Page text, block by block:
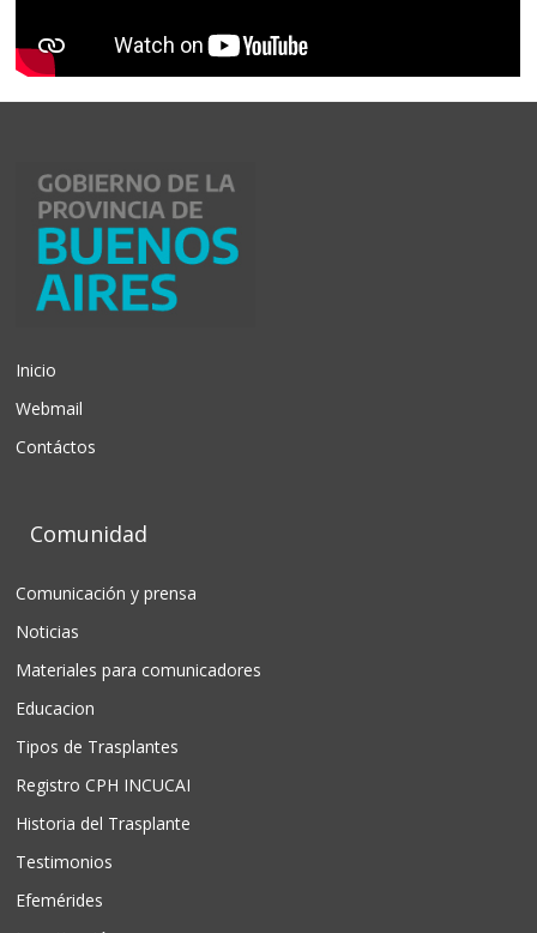
Inicio
Webmail
Contáctos
Comunidad
Comunicación y prensa
Noticias
Materiales para comunicadores
Educacion
Tipos de Trasplantes
Registro CPH INCUCAI
Historia del Trasplante
Testimonios
Efemérides